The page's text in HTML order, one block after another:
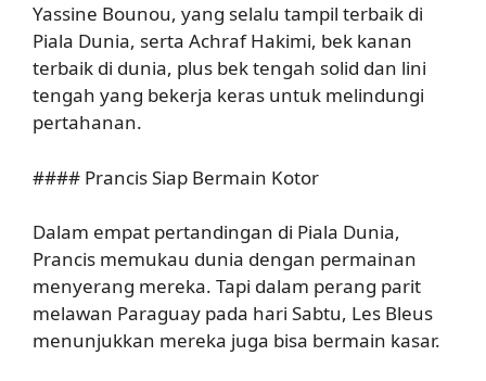
Yassine Bounou, yang selalu tampil terbaik di
Piala Dunia, serta Achraf Hakimi, bek kanan
terbaik di dunia, plus bek tengah solid dan lini
tengah yang bekerja keras untuk melindungi
pertahanan.
#### Prancis Siap Bermain Kotor
Dalam empat pertandingan di Piala Dunia,
Prancis memukau dunia dengan permainan
menyerang mereka. Tapi dalam perang parit
melawan Paraguay pada hari Sabtu, Les Bleus
menunjukkan mereka juga bisa bermain kasar.